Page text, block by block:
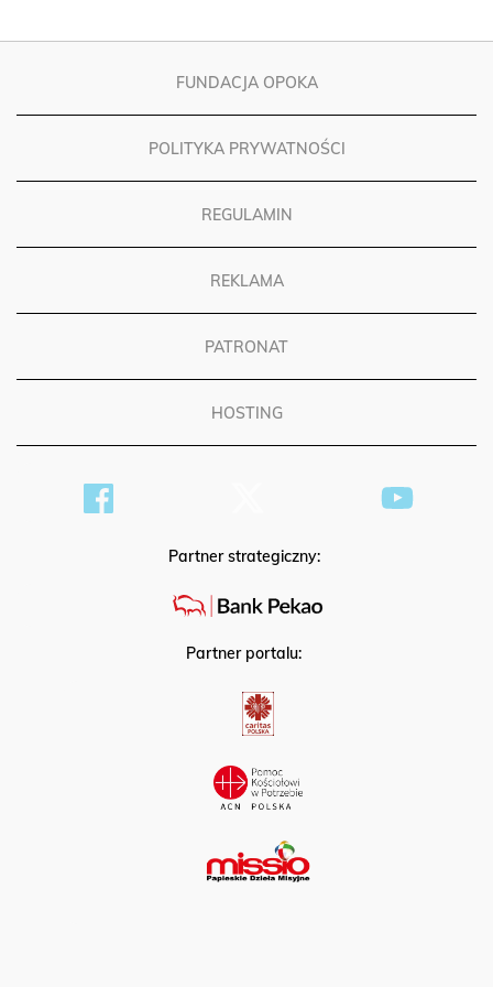
FUNDACJA OPOKA
POLITYKA PRYWATNOŚCI
REGULAMIN
REKLAMA
PATRONAT
HOSTING
Partner strategiczny:
Partner portalu: